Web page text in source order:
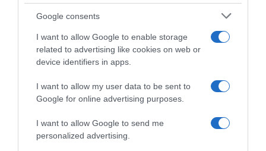
Google consents
I want to allow Google to enable storage
related to advertising like cookies on web or
device identifiers in apps.
I want to allow my user data to be sent to
Google for online advertising purposes.
I want to allow Google to send me
personalized advertising.
ΔΕΥΤΕΡΑ – ΡΕΜΟΣ ΑΝΤΩΝΗΣ